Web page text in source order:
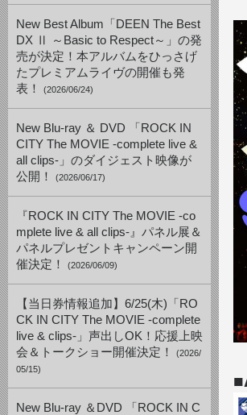
New Best Album「DEEN The Best
DX Ⅱ ～Basic to Respect～」の発
売が決定！本アルバムをひっさげ
たプレミアムライヴの開催も発
表！
(2026/06/24)
New Blu-ray ＆ DVD 「ROCK IN
CITY The MOVIE -complete live &
all clips-」のダイジェスト映像が
公開！
(2026/06/17)
『ROCK IN CITY The MOVIE -co
mplete live & all clips-』パネル展＆
パネルプレゼントキャンペーン開
催決定！
(2026/06/09)
【当日券情報追加】6/25(木)「RO
CK IN CITY The MOVIE -complete
live & clips-」声出しOK！応援上映
会＆トークショー開催決定！
(2026/
05/15)
New Blu-ray ＆DVD 「ROCK IN C